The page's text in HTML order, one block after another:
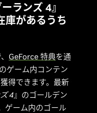
ランズ 4』
庫があるうち
GeForce 特典を通
ゲーム内コンテン
得できます。最新
4 』のゴールデン
ゲーム内のゴール